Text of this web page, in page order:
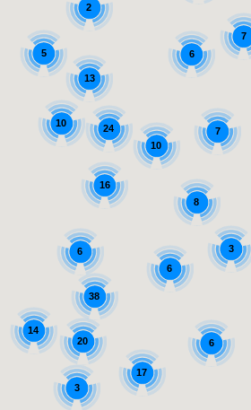
17
24 7
38
20
13
6
6
3
16
10
6
14
8
5
6
10
2
3
7